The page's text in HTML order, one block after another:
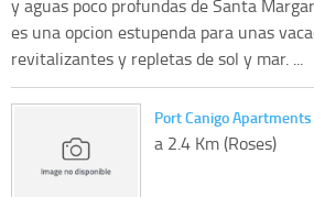
y aguas poco profundas de Santa
es una opcion estupenda para unas
revitalizantes y repletas de sol y mar. ...
Port Canigo Apartments
a 2.4 Km (Roses)